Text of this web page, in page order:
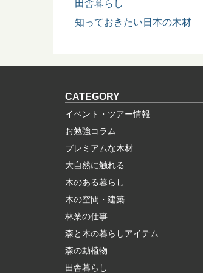
田舎暮らし
知っておきたい日本の木材
CATEGORY
イベント・ツアー情報
お勉強コラム
プレミアムな木材
大自然に触れる
木のある暮らし
木の空間・建築
林業の仕事
森と木の暮らしアイテム
森の動植物
田舎暮らし